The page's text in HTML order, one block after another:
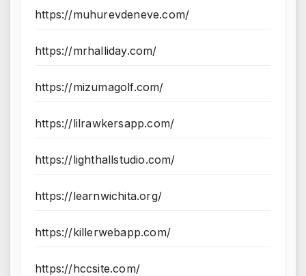
https://muhurevdeneve.com/
https://mrhalliday.com/
https://mizumagolf.com/
https://lilrawkersapp.com/
https://lighthallstudio.com/
https://learnwichita.org/
https://killerwebapp.com/
https://hccsite.com/